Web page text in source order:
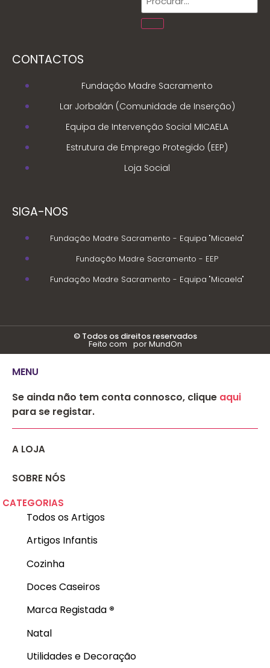
CONTACTOS
Fundação Madre Sacramento
Lar Jorbalán (Comunidade de Inserção)
Equipa de Intervenção Social MICAELA
Estrutura de Emprego Protegido (EEP)
Loja Social
SIGA-NOS
Fundação Madre Sacramento - Equipa "Micaela"
Fundação Madre Sacramento - EEP
Fundação Madre Sacramento - Equipa "Micaela"
© Todos os direitos reservados
Feito com por MundOn
MENU
Se ainda não tem conta connosco, clique aqui
para se registar.
A LOJA
SOBRE NÓS
CATEGORIAS
Todos os Artigos
Artigos Infantis
Cozinha
Doces Caseiros
Marca Registada ®
Natal
Utilidades e Decoração